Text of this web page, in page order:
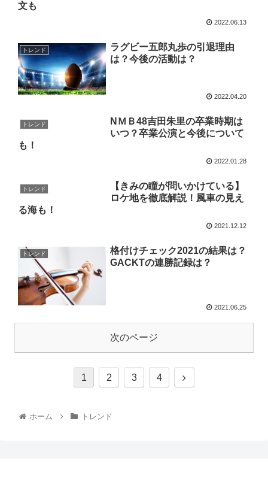
文も
2022.06.13
トレンド
ラグビー五郎丸歩の引退理由
は？今後の活動は？
2022.04.20
トレンド
NＭＢ48吉田朱里の卒業時期は
いつ？卒業公演と今後について
も！
2022.01.28
トレンド
【きみの瞳が問いかけている】
ロケ地を徹底解説！風車の見え
る海も！
2021.12.12
トレンド
格付けチェック2021の結果は？
GACKTの連勝記録は？
2021.06.25
次のページ
1 2 3 4
ホーム トレンド